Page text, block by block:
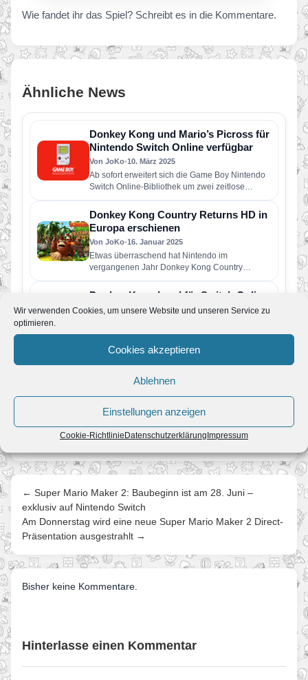
Wir verwenden Cookies, um unsere Website und unseren Service zu
optimieren.
Cookies akzeptieren
Ablehnen
Einstellungen anzeigen
Cookie-Richtlinie Datenschutzerklärung Impressum
Wie fandet ihr das Spiel? Schreibt es in die Kommentare.
Ähnliche News
Donkey Kong und Mario’s Picross für
Nintendo Switch Online verfügbar
Von JoKo•10. März 2025
Ab sofort erweitert sich die Game Boy Nintendo
Switch Online-Bibliothek um zwei zeitlose
Klassiker: Donkey Kong und Mario’s…
Donkey Kong Country Returns HD in
Europa erschienen
Von JoKo•16. Januar 2025
Etwas überraschend hat Nintendo im
vergangenen Jahr Donkey Kong Country
Returns HD für die Switch angekündigt.
Nachdem der…
Donkey Kong Land für Switch Online
Von JoKo•28. November 2024
Nintendo Switch Online-Abonnement.
Das nächste Online-Turnier in Mario
Kart 8 Deluxe steigt am Sonntag, 8.
Die Reifen laufen heiß, wenn am 08.09.2024 um
18 Uhr alle zusammen um die Ehre… und um
tolle Preise spielen!…
← Super Mario Maker 2: Baubeginn ist am 28. Juni –
exklusiv auf Nintendo Switch
Am Donnerstag wird eine neue Super Mario Maker 2 Direct-
Präsentation ausgestrahlt →
Bisher keine Kommentare.
Hinterlasse einen Kommentar